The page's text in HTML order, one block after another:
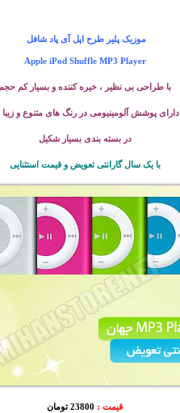
موزیک پلیر طرح اپل آی پاد شافل
Apple iPod Shuffle MP3 Player
با طراحی بی نظیر ، خیره کننده و بسیار کم
دارای پوشش آلومینیومی در رنگ های متنوع و
در بسته بندی بسیار شکیل
با یک سال گارانتی تعویض و قیمت استثنایی
قیمت :